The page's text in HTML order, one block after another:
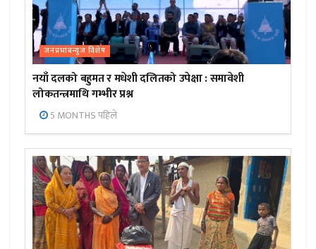
जनप्रभाबन्युज विशेष
नयाँ दलको बहुमत र मधेशी दलितको उपेक्षा : समावेशी
लोकतन्त्रमाथि गम्भीर प्रश्न
5 MONTHS पहिले